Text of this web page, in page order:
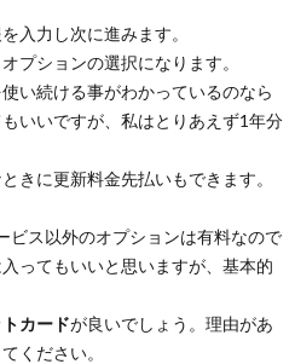
入力し次に進みます。
プションの選択になります。
い続ける事がわかっているのなら
いいですが、私はとりあえず1年分
きに更新料金先払いもできます。
ビス以外のオプションは有料なので
ってもいいと思いますが、基本的
カードが良いでしょう。理由があ
ください。